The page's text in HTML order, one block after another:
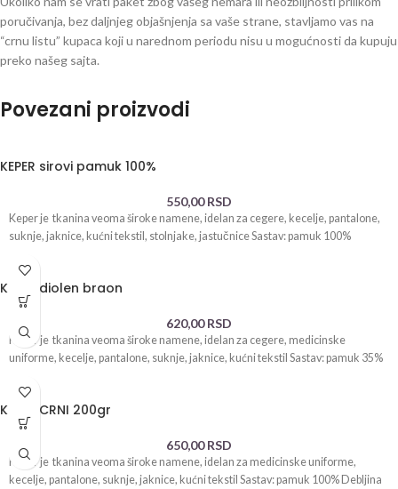
poručivanja, bez daljnjeg objašnjenja sa vaše strane, stavljamo vas na
“crnu listu” kupaca koji u narednom periodu nisu u mogućnosti da kupuju
preko našeg sajta.
Povezani proizvodi
KEPER sirovi pamuk 100%
550,00RSD
Keper je tkanina veoma široke namene, idelan za cegere, kecelje, pantalone,
suknje, jaknice, kućni tekstil, stolnjake, jastučnice Sastav: pamuk 100%
KEPER diolen braon
620,00RSD
Keper je tkanina veoma široke namene, idelan za cegere, medicinske
uniforme, kecelje, pantalone, suknje, jaknice, kućni tekstil Sastav: pamuk 35%
KEPER CRNI 200gr
650,00RSD
Keper je tkanina veoma široke namene, idelan za medicinske uniforme,
kecelje, pantalone, suknje, jaknice, kućni tekstil Sastav: pamuk 100% Debljina